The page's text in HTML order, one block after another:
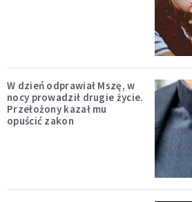
W dzień odprawiał Mszę, w
nocy prowadził drugie życie.
Przełożony kazał mu
opuścić zakon